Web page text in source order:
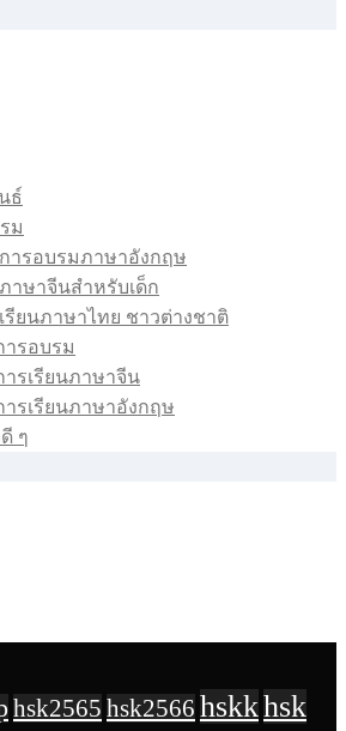
ธ์
ม
ารอบรมภาษาอังกฤษ
าษาจีนสำหรับเด็ก
รียนภาษาไทย ชาวต่างชาติ
รอบรม
รเรียนภาษาจีน
รเรียนภาษาอังกฤษ
ๆ
hsk2565 hsk2566 hskkhsk